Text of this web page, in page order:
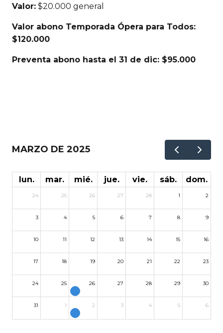
Valor: $20.000 general
Valor abono Temporada Ópera para Todos:
$120.000
Preventa abono hasta el 31 de dic: $95.000
MARZO DE 2025
lun. mar. mié. jue. vie. sáb. dom.
24 25 26 27 28 1 2
3 4 5 6 7 8 9
10 11 12 13 14 15 16
17 18 19 20 21 22 23
24 25 26 27 28 29 30
31 1 2 3 4 5 6